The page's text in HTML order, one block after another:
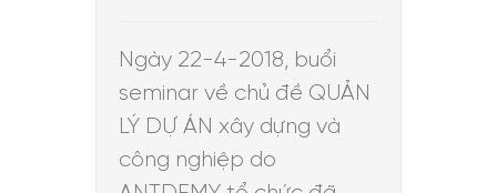
Ngày 22-4-2018, buổi
seminar về chủ đề QUẢN
LÝ DỰ ÁN xây dựng và
công nghiệp do